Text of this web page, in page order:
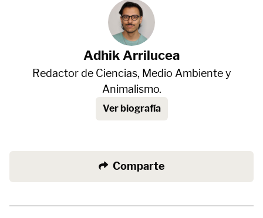
Adhik Arrilucea
Redactor de Ciencias, Medio Ambiente y
Animalismo.
Ver biografía
Comparte